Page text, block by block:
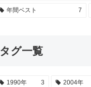
年間ベスト 7
タグ一覧
1990年 3 2004年